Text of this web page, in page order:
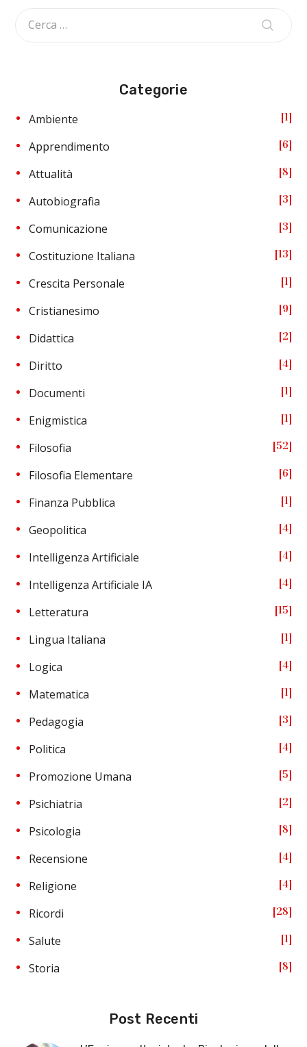
Categorie
Ambiente 1
Apprendimento 6
Attualità 8
Autobiografia 3
Comunicazione 3
Costituzione Italiana 13
Crescita Personale 1
Cristianesimo 9
Didattica 2
Diritto 4
Documenti 1
Enigmistica 1
Filosofia 52
Filosofia Elementare 6
Finanza Pubblica 1
Geopolitica 4
Intelligenza Artificiale 4
Intelligenza Artificiale IA 4
Letteratura 15
Lingua Italiana 1
Logica 4
Matematica 1
Pedagogia 3
Politica 4
Promozione Umana 5
Psichiatria 2
Psicologia 8
Recensione 4
Religione 4
Ricordi 28
Salute 1
Storia 8
Post Recenti